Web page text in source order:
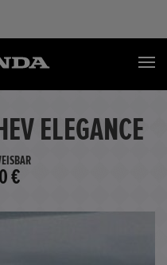
ELEGANCE
€